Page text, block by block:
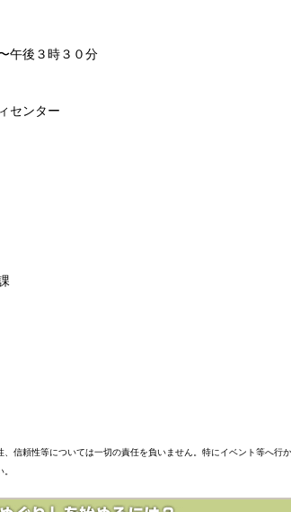
午後３時３０分
センター
信頼性等については一切の責任を負いません。特にイベント等へ行